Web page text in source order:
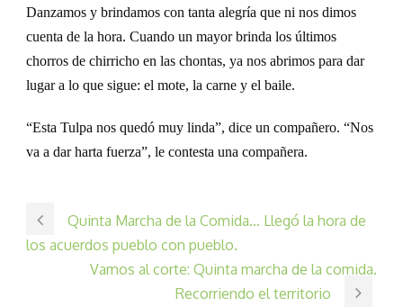
Danzamos y brindamos con tanta alegría que ni nos dimos
cuenta de la hora. Cuando un mayor brinda los últimos
chorros de chirricho en las chontas, ya nos abrimos para dar
lugar a lo que sigue: el mote, la carne y el baile.
“Esta Tulpa nos quedó muy linda”, dice un compañero. “Nos
va a dar harta fuerza”, le contesta una compañera.
Quinta Marcha de la Comida… Llegó la hora de
los acuerdos pueblo con pueblo.
Vamos al corte: Quinta marcha de la comida.
Recorriendo el territorio